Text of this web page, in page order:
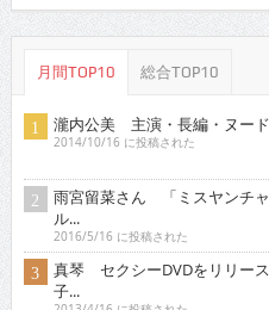
月間TOP10 総合TOP10
瀧内公美 主演・長編・ヌー
2014/10/16 に投稿された
雨宮留菜さん 「ミスヤンチ
ル...
2016/5/16 に投稿された
真琴 セクシーDVDをリリー
子...